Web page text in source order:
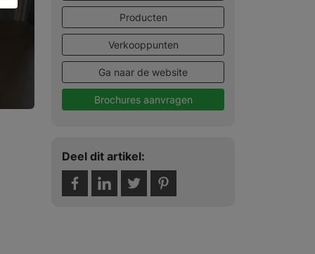
Producten
Verkooppunten
Ga naar de website
Brochures aanvragen
Deel dit artikel: